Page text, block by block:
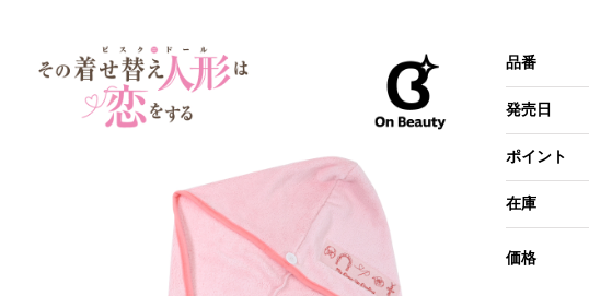
品番
発売日
ポイント
在庫
価格